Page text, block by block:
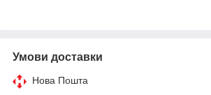
Умови доставки
Нова Пошта